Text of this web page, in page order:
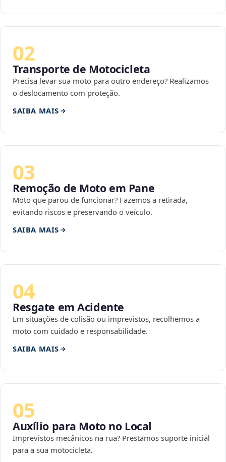
02
Transporte de Motocicleta
Precisa levar sua moto para outro endereço? Realizamos
o deslocamento com proteção.
SAIBA MAIS
03
Remoção de Moto em Pane
Moto que parou de funcionar? Fazemos a retirada,
evitando riscos e preservando o veículo.
SAIBA MAIS
04
Resgate em Acidente
Em situações de colisão ou imprevistos, recolhemos a
moto com cuidado e responsabilidade.
SAIBA MAIS
05
Auxílio para Moto no Local
Imprevistos mecânicos na rua? Prestamos suporte inicial
para a sua motocicleta.